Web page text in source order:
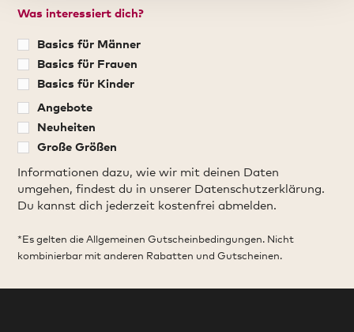
Was interessiert dich?
Basics für Männer
Basics für Frauen
Basics für Kinder
Angebote
Neuheiten
Große Größen
Informationen dazu, wie wir mit deinen Daten
umgehen, findest du in unserer Datenschutzerklärung.
Du kannst dich jederzeit kostenfrei abmelden.
*Es gelten die Allgemeinen Gutscheinbedingungen. Nicht
kombinierbar mit anderen Rabatten und Gutscheinen.